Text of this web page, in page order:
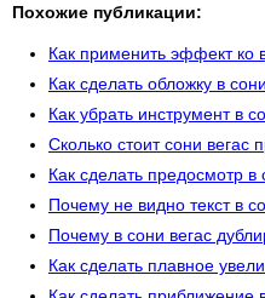
Похожие публикации:
Как применить эффект ко
Как сделать обложку в
Как убрать инструмент в
Сколько стоит сони вегас
Как сделать предосмотр в
Почему не видно текст в
Почему в сони вегас
Как сделать плавное